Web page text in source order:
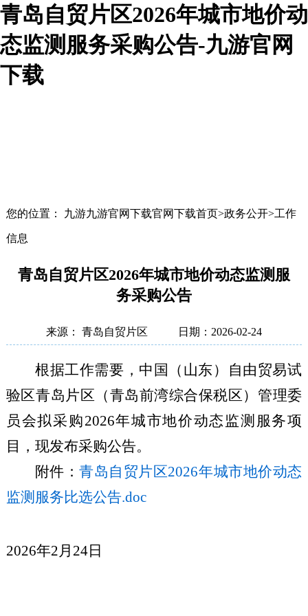
青岛自贸片区2026年城市地价动
态监测服务采购公告-九游官网
下载
您的位置： 九游九游官网下载官网下载首页>政务公开>工作
信息
青岛自贸片区2026年城市地价动态监测服
务采购公告
来源： 青岛自贸片区 日期：2026-02-24
根据工作需要，中国（山东）自由贸易试
验区青岛片区（青岛前湾综合保税区）管理委
员会拟采购2026年城市地价动态监测服务项
目，现发布采购公告。
附件：青岛自贸片区2026年城市地价动态
监测服务比选公告.doc
2026年2月24日